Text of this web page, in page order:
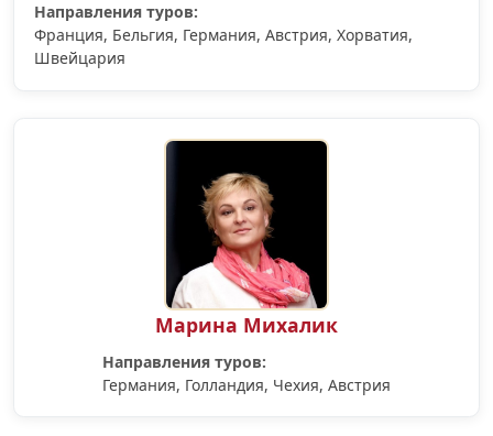
Направления туров:
Франция, Бельгия, Германия, Австрия, Хорватия,
Швейцария
Марина Михалик
Направления туров:
Германия, Голландия, Чехия, Австрия